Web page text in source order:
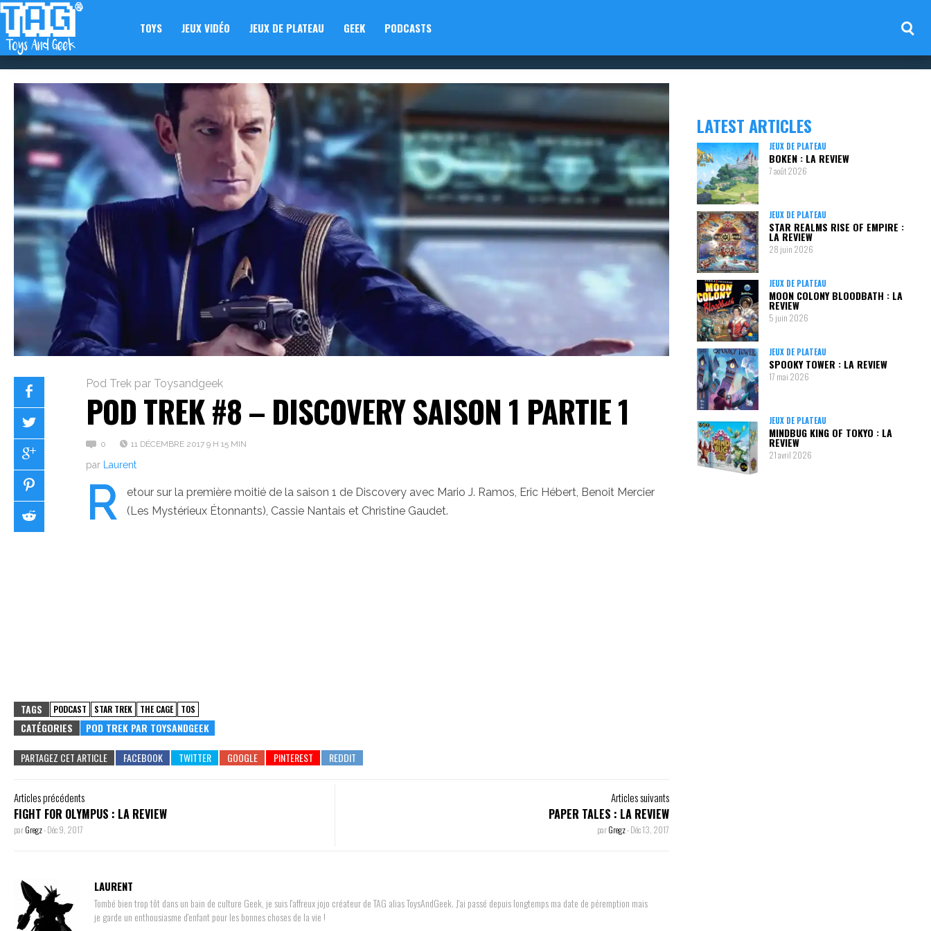
TOYS JEUX VIDÉO JEUX DE PLATEAU GEEK PODCASTS
Pod Trek par Toysandgeek
POD TREK #8 – DISCOVERY SAISON 1 PARTIE 1
0 11 DÉCEMBRE 2017 9 H 15 MIN
par Laurent
R
etour sur la première moitié de la saison 1 de Discovery avec Mario J. Ramos, Eric Hébert, Benoit Mercier
(Les Mystérieux Étonnants), Cassie Nantais et Christine Gaudet.
TAGS PODCAST STAR TREK THE CAGE TOS
CATÉGORIES POD TREK PAR TOYSANDGEEK
PARTAGEZ CET ARTICLE
Articles précédents
FIGHT FOR OLYMPUS : LA REVIEW
parGregz-Déc 9, 2017
Articles suivants
PAPER TALES : LA REVIEW
parGregz-Déc 13, 2017
LAURENT
Tombé bien trop tôt dans un bain de culture Geek, je suis l'affreux jojo créateur de TAG alias ToysAndGeek. J'ai passé depuis longtemps ma date de péremption mais
je garde un enthousiasme d'enfant pour les bonnes choses de la vie !
LATEST ARTICLES
JEUX DE PLATEAU
BOKEN : LA REVIEW
7 août 2026
JEUX DE PLATEAU
STAR REALMS RISE OF EMPIRE :
LA REVIEW
28 juin 2026
JEUX DE PLATEAU
MOON COLONY BLOODBATH : LA
REVIEW
5 juin 2026
JEUX DE PLATEAU
SPOOKY TOWER : LA REVIEW
17 mai 2026
JEUX DE PLATEAU
MINDBUG KING OF TOKYO : LA
REVIEW
21 avril 2026